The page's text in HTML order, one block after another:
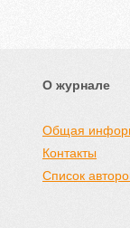
О журнале
Общая
Контакты
Список